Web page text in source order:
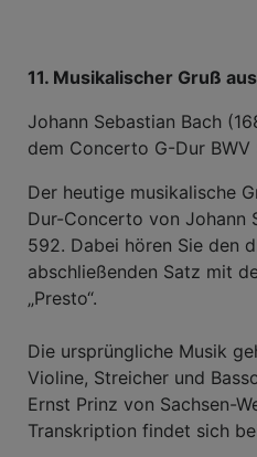
11. Musikalischer Gruß
Johann Sebastian Bach
dem Concerto G-Dur BWV
Der heutige musikalische
Dur-Concerto von Johann
592. Dabei hören Sie den
abschließenden Satz mit
„Presto“.
Die ursprüngliche Musik
Violine, Streicher und
Ernst Prinz von Sachsen-
Transkription findet sich